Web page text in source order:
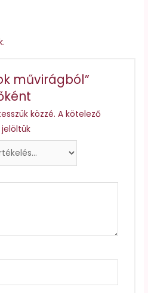
művirágból”
közzé. A kötelező